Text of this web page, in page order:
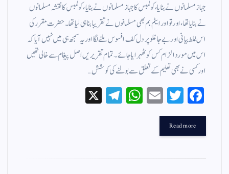
جہاز مسلمانوں نے بنایا، کولمبس کا جہاز مسلمانوں نے بنایا، کولمبس کا نقشہ مسلمانوں
نے بنایا تھا، اور تو اور ایٹم بم بھی مسلمانوں نے تقریبا بنا ہی لیا تھا۔ حضرت مقرر کی
اس غلط بیانی اور بے جا غلو پر دل کف افسوس ملنے لگا اور یہ سمجھ ہی میں نہیں آیا کہ
اس میں مورد الزام کس کو ٹھہرایا جائے۔ تمام تقریریں اصل پیغام سے خالی تھیں
اور کسی نے بھی تعلیم کے تعلق سے بولنے کی کوشش…
Fa
ce
bo
ok
T
wi
r
E
m
W
ha
Te
le
Read more